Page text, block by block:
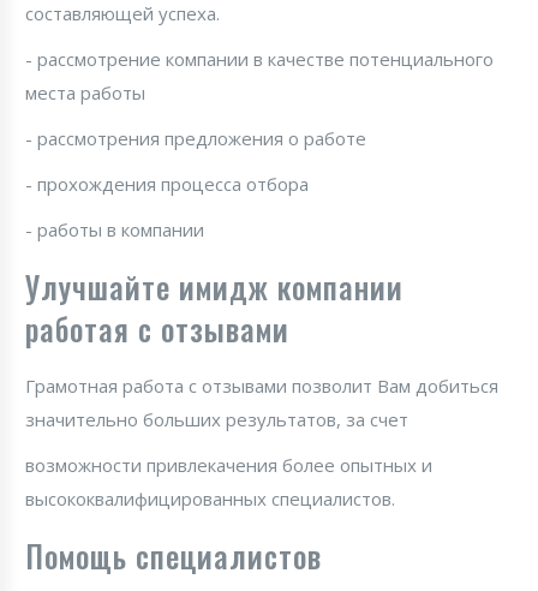
составляющей успеха.
- рассмотрение компании в качестве потенциального
места работы
- рассмотрения предложения о работе
- прохождения процесса отбора
- работы в компании
Улучшайте имидж компании
работая с отзывами
Грамотная работа с отзывами позволит Вам добиться
значительно больших результатов, за счет
возможности привлекачения более опытных и
высококвалифицированных специалистов.
Помощь специалистов